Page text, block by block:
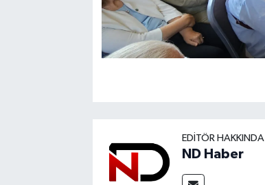
EDITÖR HAKKINDA
ND Haber